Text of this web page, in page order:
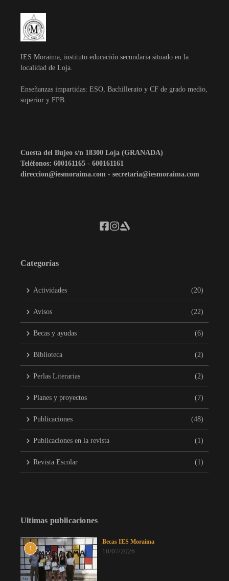
IES Moraima, instituto educación secundaria situado en la
localidad de Loja.
Enseñanzas impartidas: ESO, Bachillerato y CF de grado medio,
superior y FPB.
Cuesta del Bujeo s/n 18300 Loja (GRANADA)
Teléfonos: 600161165 - 600161161
direccion@iesmoraima.com - secretaria@iesmoraima.com
Categorías
Actividades (20)
Avisos (22)
Becas y ayudas (6)
Biblioteca (2)
Perlas Literarias (2)
Planes y proyectos (7)
Publicaciones (48)
Publicaciones en la revista (1)
Revista Escolar (1)
Ultimas publicaciones
1
Becas IES Moraima
10/07/2026